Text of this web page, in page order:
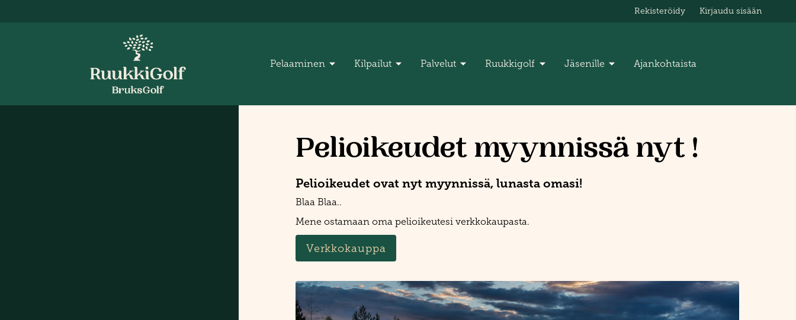
Rekisteröidy Kirjaudu sisään
Pelaaminen Kilpailut Palvelut Ruukkigolf Jäsenille Ajankohtaista
Pelioikeudet myynnissä nyt !
Pelioikeudet ovat nyt myynnissä, lunasta omasi!
Blaa Blaa..
Mene ostamaan oma pelioikeutesi verkkokaupasta.
Verkkokauppa